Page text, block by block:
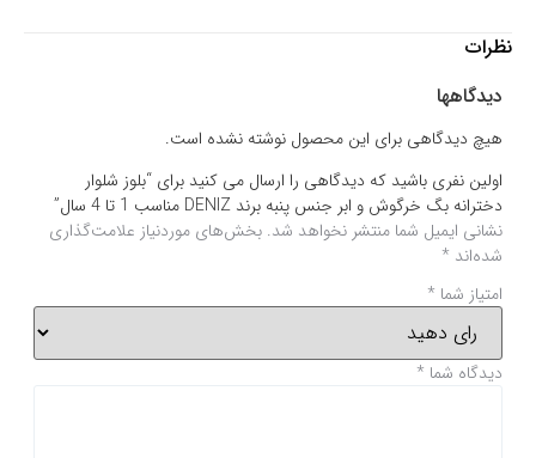
نظرات
دیدگاهها
هیچ دیدگاهی برای این محصول نوشته نشده است.
اولین نفری باشید که دیدگاهی را ارسال می کنید برای “بلوز شلوار
دخترانه بگ خرگوش و ابر جنس پنبه برند DENIZ مناسب 1 تا 4 سال”
نشانی ایمیل شما منتشر نخواهد شد. بخش‌های موردنیاز علامت‌گذاری
شده‌اند *
امتیاز شما *
دیدگاه شما *